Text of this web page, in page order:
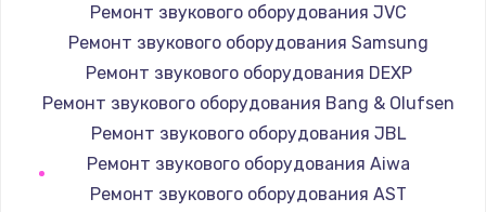
Ремонт звукового оборудования JVC
Ремонт звукового оборудования Samsung
Ремонт звукового оборудования DEXP
Ремонт звукового оборудования Bang & Olufsen
Ремонт звукового оборудования JBL
Ремонт звукового оборудования Aiwa
Ремонт звукового оборудования AST